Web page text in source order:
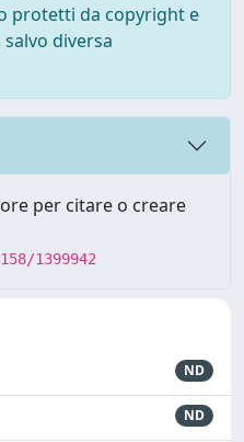
protetti da copyright e
diversa
per citare o creare
1399942
ND
ND